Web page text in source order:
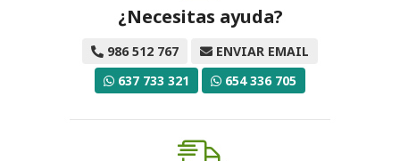
¿Necesitas ayuda?
986 512 767
ENVIAR EMAIL
637 733 321
654 336 705